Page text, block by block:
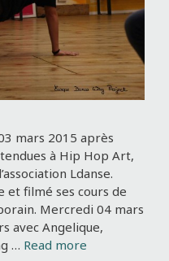
mars 2015 après
à Hip Hop Art,
Ldanse.
et filmé ses cours de
Mercredi 04 mars
avec Angelique,
… Read more